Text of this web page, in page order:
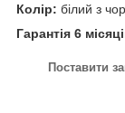
Колір: білий з
Гарантія 6
Поставити